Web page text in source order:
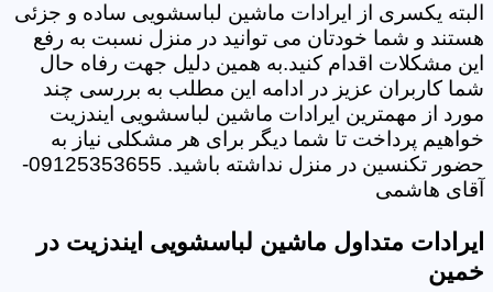
البته یکسری از ایرادات ماشین لباسشویی ساده و جزئی
هستند و شما خودتان می توانید در منزل نسبت به رفع
این مشکلات اقدام کنید.به همین دلیل جهت رفاه حال
شما کاربران عزیز در ادامه این مطلب به بررسی چند
مورد از مهمترین ایرادات ماشین لباسشویی ایندزیت
خواهیم پرداخت تا شما دیگر برای هر مشکلی نیاز به
حضور تکنسین در منزل نداشته باشید. 09125353655-
آقای هاشمی
ایرادات متداول ماشین لباسشویی ایندزیت در
خمین